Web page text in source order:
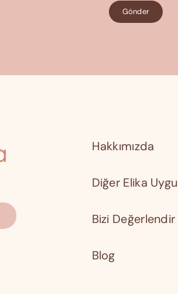
Gönder
Hakkımızda
Diğer Elika
Bizi Değerlendir
Blog